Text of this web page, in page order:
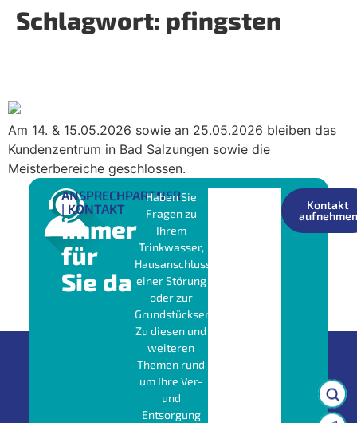
Schlagwort: pfingsten
Am 14. & 15.05.2026 sowie an 25.05.2026 bleiben das
Kundenzentrum in Bad Salzungen sowie die
Meisterbereiche geschlossen.
ANSPRECHPARTNER
| KONTAKT
Immer
für
Sie da
Haben Sie
Fragen zu
Ihrem
Trinkwasser,
Hausanschluss,
einer Störung
oder zur
Grundstücksentwässerung?
Zu diesen und
weiteren
Themen rund
um Ihre Ver-
und
Entsorgung
Kontakt
aufnehmen